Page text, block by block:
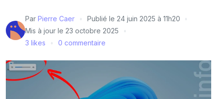
Par Pierre Caer Publié le 24 juin 2025 à 11h20
Mis à jour le 23 octobre 2025
3 likes
0 commentaire